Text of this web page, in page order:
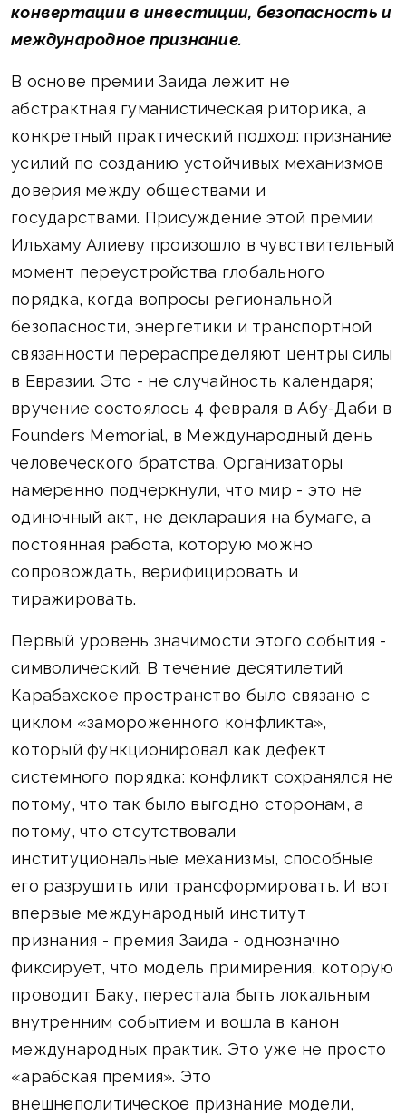
конвертации в инвестиции, безопасность и
международное признание.
В основе премии Заида лежит не
абстрактная гуманистическая риторика, а
конкретный практический подход: признание
усилий по созданию устойчивых механизмов
доверия между обществами и
государствами. Присуждение этой премии
Ильхаму Алиеву произошло в чувствительный
момент переустройства глобального
порядка, когда вопросы региональной
безопасности, энергетики и транспортной
связанности перераспределяют центры силы
в Евразии. Это - не случайность календаря;
вручение состоялось 4 февраля в Абу-Даби в
Founders Memorial, в Международный день
человеческого братства. Организаторы
намеренно подчеркнули, что мир - это не
одиночный акт, не декларация на бумаге, а
постоянная работа, которую можно
сопровождать, верифицировать и
тиражировать.
Первый уровень значимости этого события -
символический. В течение десятилетий
Карабахское пространство было связано с
циклом «замороженного конфликта»,
который функционировал как дефект
системного порядка: конфликт сохранялся не
потому, что так было выгодно сторонам, а
потому, что отсутствовали
институциональные механизмы, способные
его разрушить или трансформировать. И вот
впервые международный институт
признания - премия Заида - однозначно
фиксирует, что модель примирения, которую
проводит Баку, перестала быть локальным
внутренним событием и вошла в канон
международных практик. Это уже не просто
«арабская премия». Это
внешнеполитическое признание модели,